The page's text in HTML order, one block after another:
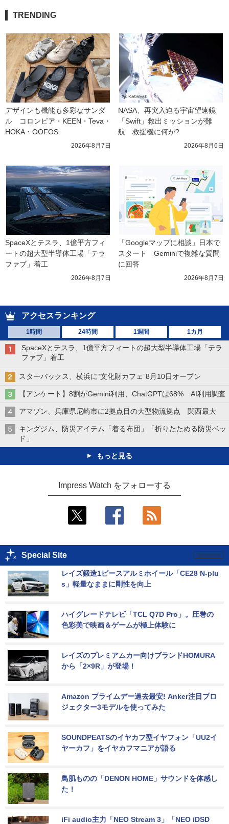
TRENDING
デザインも機能も多彩なサンダ
ル　コロンビア・KEEN・Teva・
HOKA・OOFOS
2026年8月7日
NASA、再突入迫る宇宙望遠鏡
「Swift」救出ミッションが難
航　救援機に何が?
2026年8月6日
SpaceXとテスラ、1億平方フィ
ートの超大型半導体工場「テラ
ファブ」着工
2026年8月7日
「Googleマップに相談」日本で
スタート　Geminiで複雑な質問
に回答
2026年8月7日
アクセスランキング
1時間 24時間 1週間 1カ月
SpaceXとテスラ、1億平方フィートの超大型半導体工場「テラ
ファブ」着工
スターバックス、横浜に“文化財カフェ”8月10日オープン
【アンケート】8割がGemini利用、ChatGPTは68% AI利用調査
アマゾン、兵庫県尼崎市に2拠点目の大型物流拠点 関西最大
キングジム、防災アイテム「着る布団」「折りたためる防災ベッ
ド」
もっと見る
Impress Watch をフォローする
Special Site
レイズ鍛造1ピースアルミホイール「CE28 N-plu
s」軽量なままに剛性を向上
ハイグレードテレビ「TCL Q7D Pro」。圧巻の
色彩美で映画＆ゲームが極上体験に
レイズのプレミアムカー向けブランドHOMURA
から「2×9R」が登場！
Amazon プライムデー過去最安! Anker注目プロ
ジェクター3モデルを使ってみた
SOUNDPEATSのイヤカフ型イヤフォン「UU2イ
ヤーカフ」をイヤカフマニアが語る
鳥肌ものの「DENON HOME」サウンドを体感し
た！
iFi audio主力「NEO Stream 3」「NEO iDSD